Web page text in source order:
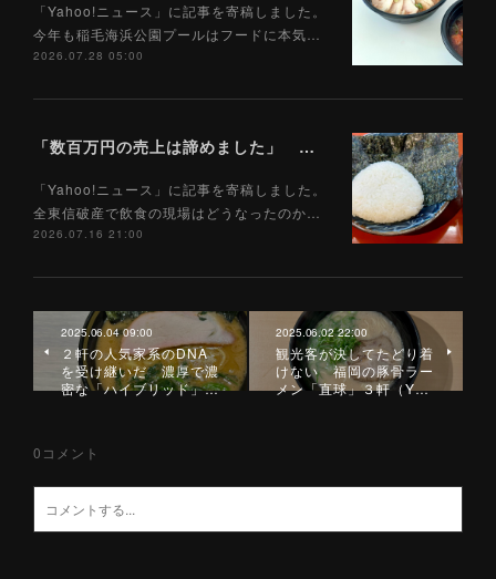
「Yahoo!ニュース」に記事を寄稿しました。
今年も稲毛海浜公園プールはフードに本気…
2026.07.28 05:00
「数百万円の売上は諦めました」 全東信破産で飲食店はどうなったのか？ 被害を受けた飲食店店主に聞いた（Yahoo!ニュース）7/17
「Yahoo!ニュース」に記事を寄稿しました。
全東信破産で飲食の現場はどうなったのか…
2026.07.16 21:00
2025.06.04 09:00
２軒の人気家系のDNA
を受け継いだ 濃厚で濃
密な「ハイブリッド」…
2025.06.02 22:00
観光客が決してたどり着
けない 福岡の豚骨ラー
メン「直球」３軒（Y…
0 コメント